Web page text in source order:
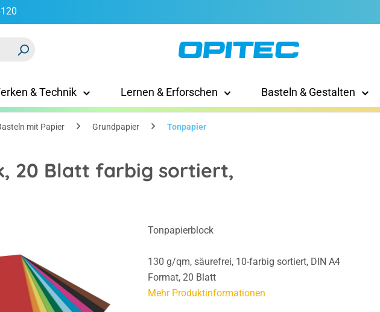
& Technik Lernen & Erforschen Basteln & Gestalten
mit Papier Grundpapier Tonpapier
20 Blatt farbig sortiert,
Tonpapierblock
130 g/qm, säurefrei, 10-farbig sortiert, DIN A4
Format, 20 Blatt
Mehr Produktinformationen